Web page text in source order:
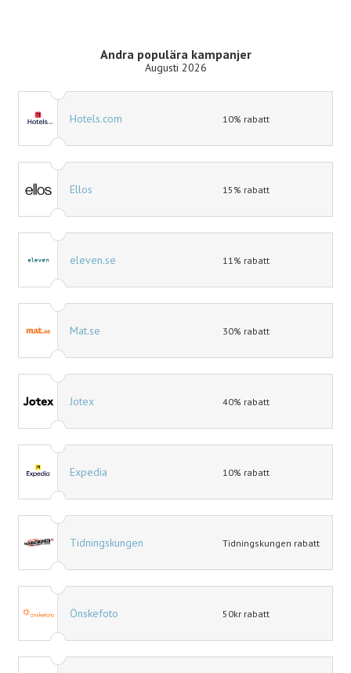
Andra populära kampanjer
Augusti 2026
Hotels.com 10% rabatt
Ellos 15% rabatt
eleven.se 11% rabatt
Mat.se 30% rabatt
Jotex 40% rabatt
Expedia 10% rabatt
Tidningskungen Tidningskungen rabatt
Önskefoto 50kr rabatt